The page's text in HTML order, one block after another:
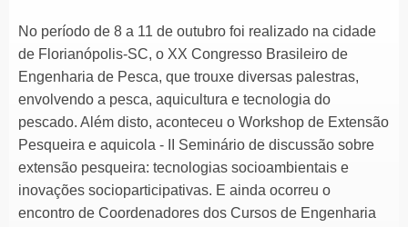
No período de 8 a 11 de outubro foi realizado na cidade
de Florianópolis-SC, o XX Congresso Brasileiro de
Engenharia de Pesca, que trouxe diversas palestras,
envolvendo a pesca, aquicultura e tecnologia do
pescado. Além disto, aconteceu o Workshop de Extensão
Pesqueira e aquicola - II Seminário de discussão sobre
extensão pesqueira: tecnologias socioambientais e
inovações socioparticipativas. E ainda ocorreu o
encontro de Coordenadores dos Cursos de Engenharia